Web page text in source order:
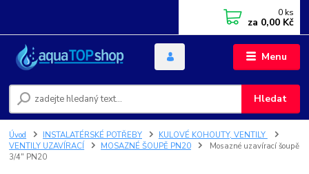
Menu
Hledat
0 ks
za 0,00 Kč
Úvod INSTALATÉRSKÉ POTŘEBY
KULOVÉ KOHOUTY, VENTILY
VENTILY UZAVÍRACÍ
MOSAZNÉ ŠOUPĚ PN20
Mosazné uzavírací šoupě
3/4" PN20